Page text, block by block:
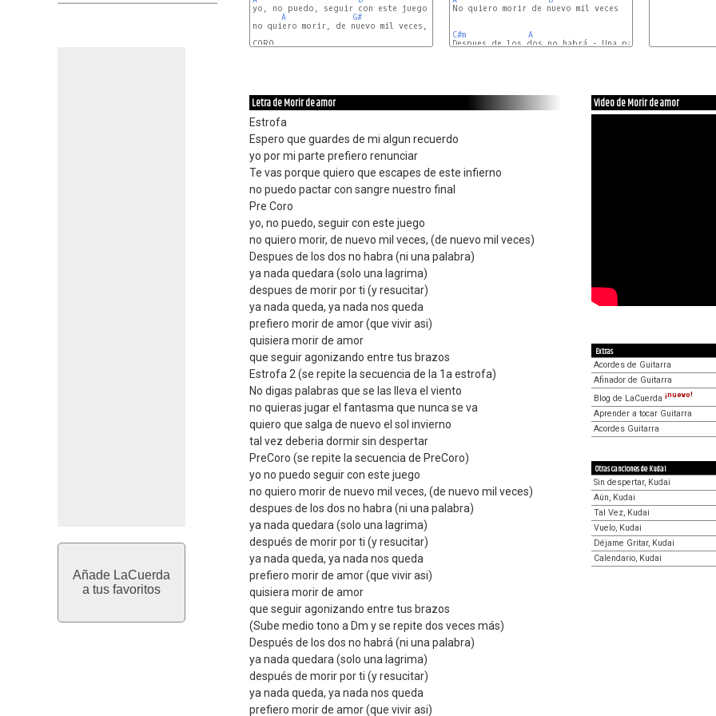
Añade LaCuerda
a tus favoritos
yo, no puedo, seguir con este juego
A
G#
no quiero morir, de nuevo mil veces, (de nuevo mil veces)
No quiero morir de nuevo mil veces
C#m
A
Letra de Morir de amor
Estrofa
Espero que guardes de mi algun recuerdo
yo por mi parte prefiero renunciar
Te vas porque quiero que escapes de este infierno
no puedo pactar con sangre nuestro final
Pre Coro
yo, no puedo, seguir con este juego
no quiero morir, de nuevo mil veces, (de nuevo mil veces)
Despues de los dos no habra (ni una palabra)
ya nada quedara (solo una lagrima)
despues de morir por ti (y resucitar)
ya nada queda, ya nada nos queda
prefiero morir de amor (que vivir asi)
quisiera morir de amor
que seguir agonizando entre tus brazos
Estrofa 2 (se repite la secuencia de la 1a estrofa)
No digas palabras que se las lleva el viento
no quieras jugar el fantasma que nunca se va
quiero que salga de nuevo el sol invierno
tal vez deberia dormir sin despertar
PreCoro (se repite la secuencia de PreCoro)
yo no puedo seguir con este juego
no quiero morir de nuevo mil veces, (de nuevo mil veces)
despues de los dos no habra (ni una palabra)
ya nada quedara (solo una lagrima)
después de morir por ti (y resucitar)
ya nada queda, ya nada nos queda
prefiero morir de amor (que vivir asi)
quisiera morir de amor
que seguir agonizando entre tus brazos
(Sube medio tono a Dm y se repite dos veces más)
Después de los dos no habrá (ni una palabra)
ya nada quedara (solo una lagrima)
después de morir por ti (y resucitar)
ya nada queda, ya nada nos queda
prefiero morir de amor (que vivir asi)
Video de Morir de amor
Extras
Acordes de Guitarra
Afinador de Guitarra
Blog de LaCuerda ¡nuevo!
Aprender a tocar Guitarra
Acordes Guitarra
Otras canciones de Kudai
Sin despertar, Kudai
Aún, Kudai
Tal Vez, Kudai
Vuelo, Kudai
Déjame Gritar, Kudai
Calendario, Kudai